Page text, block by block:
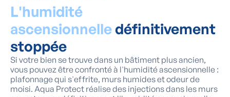
L'humidité
ascensionnelledéfinitivement
stoppée
Si votre bien se trouve dans un bâtiment plus ancien,
vous pouvez être confronté à l'humidité ascensionnelle :
plafonnage qui s'effrite, murs humides et odeur de
moisi. Aqua Protect réalise des injections dans les murs